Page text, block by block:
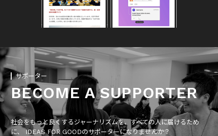
サポーター
BECOME A SUPPORTER
社会をもっと良くするジャーナリズムを、すべての人に届けるため
に、 IDEAS FOR GOODのサポーターになりませんか？